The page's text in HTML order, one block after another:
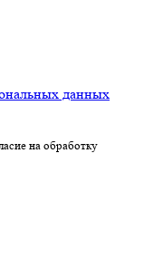
данных
на обработку